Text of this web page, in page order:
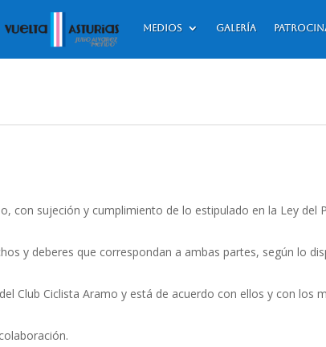
Medios Galería
con sujeción y cumplimiento de lo estipulado en la Ley del
y deberes que correspondan a ambas partes, según lo
Club Ciclista Aramo y está de acuerdo con ellos y con los